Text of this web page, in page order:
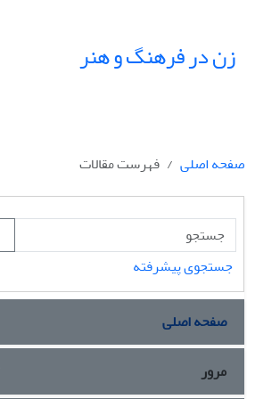
زن در فرهنگ و هنر
صفحه اصلی
فهرست مقالات
جستجوی پیشرفته
صفحه اصلی
مرور